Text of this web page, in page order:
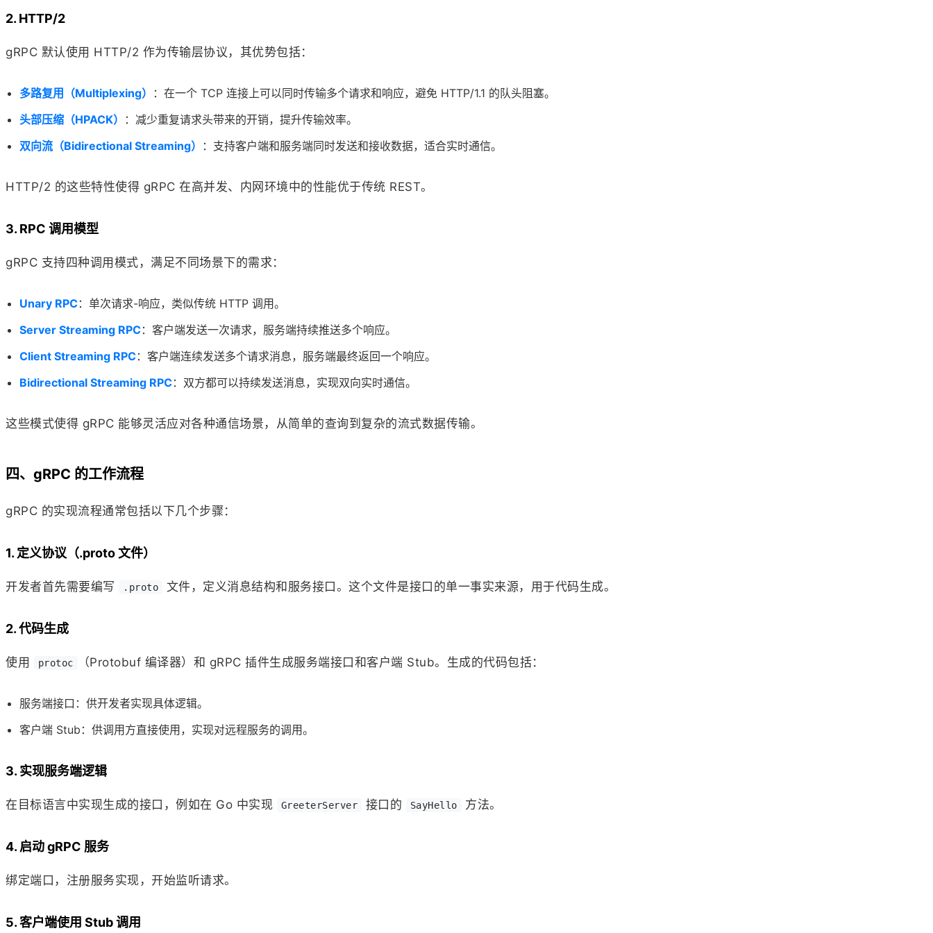
2. HTTP/2
gRPC 默认使用 HTTP/2 作为传输层协议，其优势包括：
多路复用（Multiplexing）
：在一个 TCP 连接上可以同时传输多个请求和响应，避免 HTTP/1.1 的队头阻塞。
头部压缩（HPACK）
：减少重复请求头带来的开销，提升传输效率。
双向流（Bidirectional Streaming）
：支持客户端和服务端同时发送和接收数据，适合实时通信。
HTTP/2 的这些特性使得 gRPC 在高并发、内网环境中的性能优于传统 REST。
3. RPC 调用模型
gRPC 支持四种调用模式，满足不同场景下的需求：
Unary RPC：单次请求-响应，类似传统 HTTP 调用。
Server Streaming RPC：客户端发送一次请求，服务端持续推送多个响应。
Client Streaming RPC：客户端连续发送多个请求消息，服务端最终返回一个响应。
Bidirectional Streaming RPC：双方都可以持续发送消息，实现双向实时通信。
这些模式使得 gRPC 能够灵活应对各种通信场景，从简单的查询到复杂的流式数据传输。
四、gRPC 的工作流程
gRPC 的实现流程通常包括以下几个步骤：
1. 定义协议（.proto 文件）
开发者首先需要编写 .proto 文件，定义消息结构和服务接口。这个文件是接口的单一事实来源，用于代码生成。
2. 代码生成
使用 protoc （Protobuf 编译器）和 gRPC 插件生成服务端接口和客户端 Stub。生成的代码包括：
服务端接口：供开发者实现具体逻辑。
客户端 Stub：供调用方直接使用，实现对远程服务的调用。
3. 实现服务端逻辑
在目标语言中实现生成的接口，例如在 Go 中实现 GreeterServer 接口的 SayHello 方法。
4. 启动 gRPC 服务
绑定端口，注册服务实现，开始监听请求。
5. 客户端使用 Stub 调用